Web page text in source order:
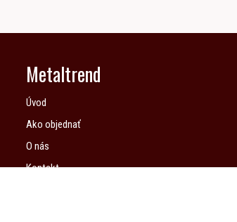
Metaltrend
Úvod
Ako objednať
O nás
Kontakt